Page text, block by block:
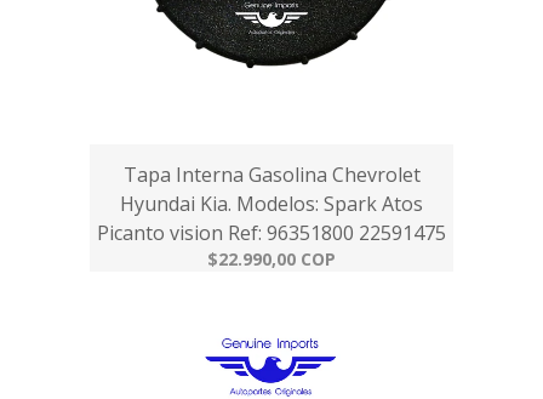
Tapa Interna Gasolina Chevrolet
Hyundai Kia. Modelos: Spark Atos
Picanto vision Ref: 96351800 22591475
$22.990,00 COP